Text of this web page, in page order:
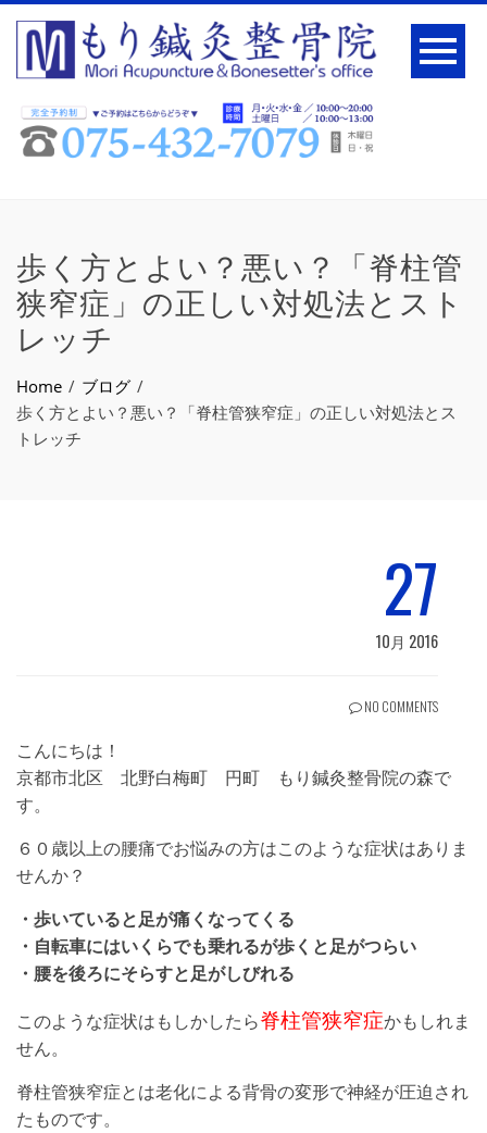
歩く方とよい？悪い？「脊柱管
狭窄症」の正しい対処法とスト
レッチ
Home
ブログ
歩く方とよい？悪い？「脊柱管狭窄症」の正しい対処法とス
トレッチ
27
10月 2016
NO COMMENTS
こんにちは！
京都市北区 北野白梅町 円町 もり鍼灸整骨院の森で
す。
６０歳以上の腰痛でお悩みの方はこのような症状はありま
せんか？
・歩いていると足が痛くなってくる
・自転車にはいくらでも乗れるが歩くと足がつらい
・腰を後ろにそらすと足がしびれる
このような症状はもしかしたら脊柱管狭窄症かもしれま
せん。
脊柱管狭窄症とは老化による背骨の変形で神経が圧迫され
たものです。